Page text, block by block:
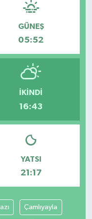
GÜNEŞ
05:52
İKINDI
16:43
YATSI
21:17
Çamlıyayla